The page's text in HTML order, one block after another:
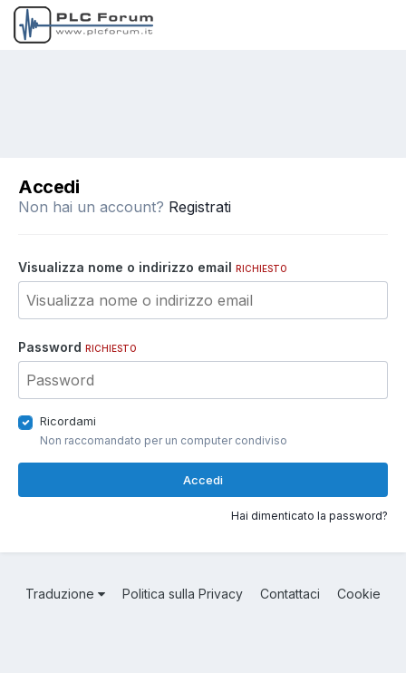
Accedi
Non hai un account? Registrati
Visualizza nome o indirizzo email RICHIESTO
Password RICHIESTO
Ricordami
Non raccomandato per un computer condiviso
Accedi
Hai dimenticato la password?
Traduzione Politica sulla Privacy Contattaci Cookie